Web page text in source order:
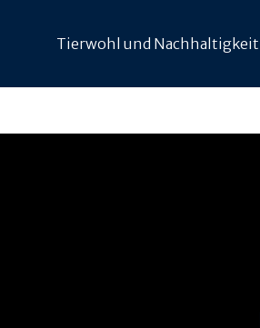
Tierwohl und Nachhaltigkeit